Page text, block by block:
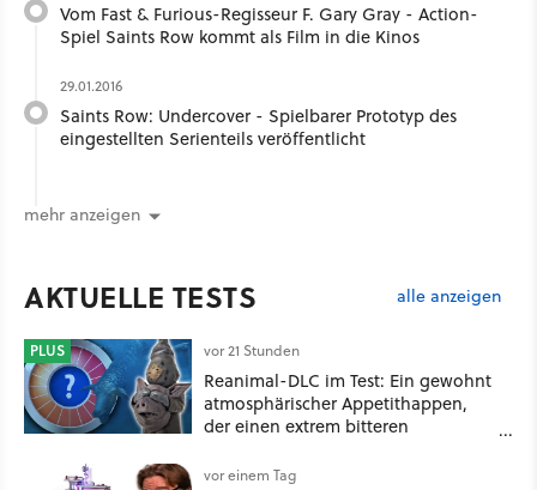
Vom Fast & Furious-Regisseur F. Gary Gray - Action-
Spiel Saints Row kommt als Film in die Kinos
29.01.2016
Saints Row: Undercover - Spielbarer Prototyp des
eingestellten Serienteils veröffentlicht
mehr anzeigen
AKTUELLE TESTS alle anzeigen
PLUS vor 21 Stunden
Reanimal-DLC im Test: Ein gewohnt
atmosphärischer Appetithappen,
der einen extrem bitteren
vor einem Tag